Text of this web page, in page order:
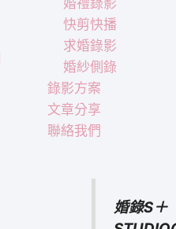
快剪快播
求婚錄影
婚紗側錄
錄影方案
文章分享
聯絡我們
婚錄S＋